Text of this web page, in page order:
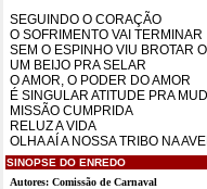
SEGUINDO O CORAÇÃO
O SOFRIMENTO VAI TERMINAR
SEM O ESPINHO VIU BROTAR
UM BEIJO PRA SELAR
O AMOR, O PODER DO AMOR
É SINGULAR ATITUDE PRA
MISSÃO CUMPRIDA
RELUZ A VIDA
OLHA AÍ A NOSSA TRIBO NA
SINOPSE DO ENREDO
Autores: Comissão de Carnaval